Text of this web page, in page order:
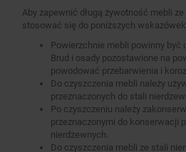
Aby zapewnić długą żywotność mebli
stosować się do poniższych
Powierzchnie mebli powinny być
Brud i osady pozostawione na
powodować przebarwienia i
Do czyszczenia mebli należy
przeznaczonych do stali
Po czyszczeniu należy
przeznaczonymi do konserwacji
nierdzewnych.
Do czyszczenia mebli ze stali